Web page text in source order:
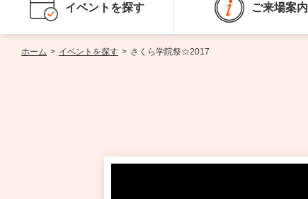
イベントを探す ご来場案内
ホーム > イベントを探す > さくら学院祭☆2017